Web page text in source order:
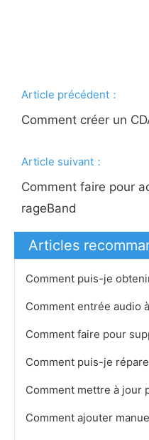
Article précédent：
Comment créer un
Article suivant：
Comment faire pour
rageBand
Articles
Comment entrée audio
Comment mettre à jour